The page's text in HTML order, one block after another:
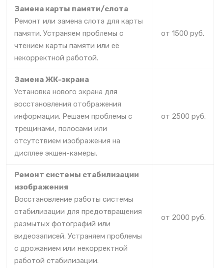
Замена карты памяти/слота
Ремонт или замена слота для карты
памяти. Устраняем проблемы с
чтением карты памяти или её
некорректной работой.
от 1500 руб.
Замена ЖК-экрана
Установка нового экрана для
восстановления отображения
информации. Решаем проблемы с
трещинами, полосами или
отсутствием изображения на
дисплее экшен-камеры.
от 2500 руб.
Ремонт системы стабилизации
изображения
Восстановление работы системы
стабилизации для предотвращения
размытых фотографий или
видеозаписей. Устраняем проблемы
с дрожанием или некорректной
работой стабилизации.
от 2000 руб.